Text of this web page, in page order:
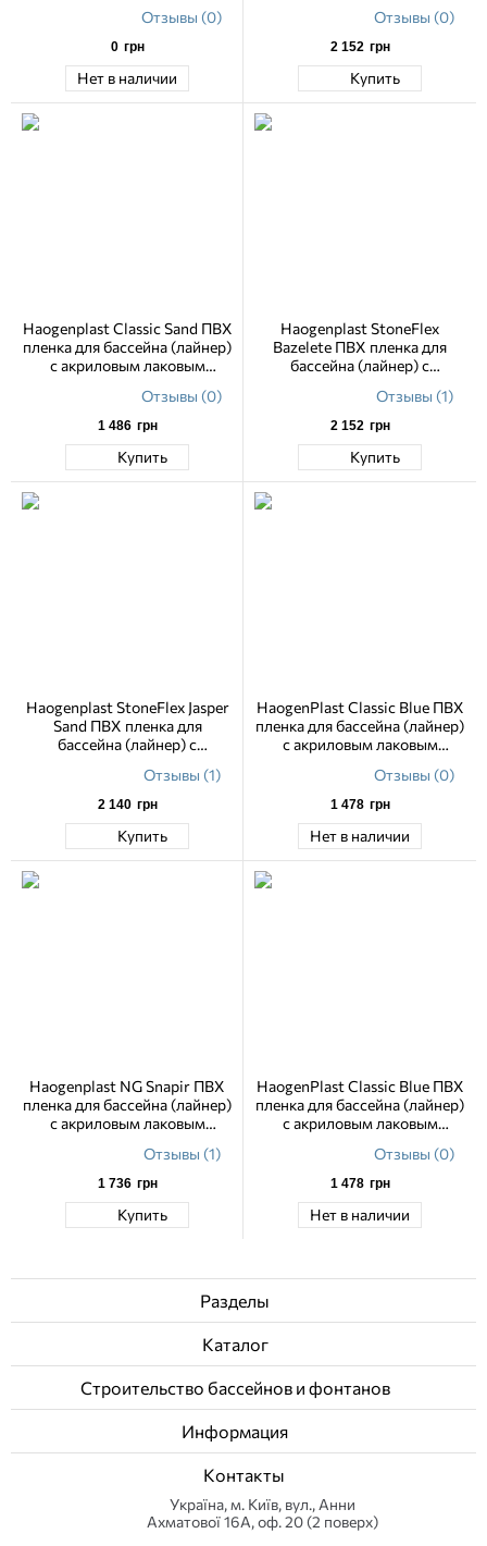
Отзывы (0)
0 грн
Нет в наличии
Отзывы (0)
2 152 грн
Купить
Haogenplast Classic Sand ПВХ
пленка для бассейна (лайнер)
с акриловым лаковым
Отзывы (0)
1 486 грн
Купить
Haogenplast StoneFlex
Bazelete ПВХ пленка для
бассейна (лайнер) с
покрытием 1,65 м
Отзывы (1)
2 152 грн
Купить
Haogenplast StoneFlex Jasper
Sand ПВХ пленка для
бассейна (лайнер) с
покрытием 1,65 м
Отзывы (1)
2 140 грн
Купить
HaogenPlast Classic Blue ПВХ
пленка для бассейна (лайнер)
с акриловым лаковым
Отзывы (0)
1 478 грн
Нет в наличии
Haogenplast NG Snapir ПВХ
пленка для бассейна (лайнер)
с акриловым лаковым
Отзывы (1)
1 736 грн
Купить
HaogenPlast Classic Blue ПВХ
пленка для бассейна (лайнер)
с акриловым лаковым
Отзывы (0)
1 478 грн
Нет в наличии
Разделы
Каталог
Строительство бассейнов и фонтанов
Информация
Контакты
Українa, м. Київ, вул., Анни
Ахматової 16А, оф. 20 (2 поверх)